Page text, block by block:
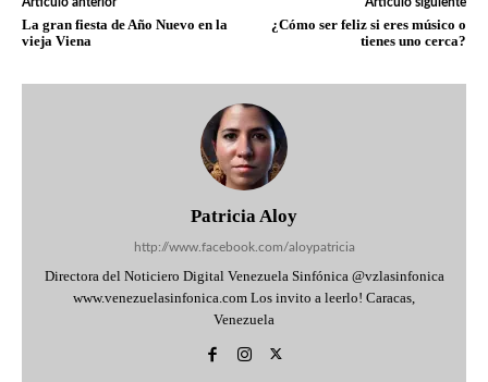
La gran fiesta de Año Nuevo en la
vieja Viena
¿Cómo ser feliz si eres músico o
tienes uno cerca?
Patricia Aloy
http://www.facebook.com/aloypatricia
Directora del Noticiero Digital Venezuela Sinfónica @vzlasinfonica
www.venezuelasinfonica.com Los invito a leerlo! Caracas,
Venezuela